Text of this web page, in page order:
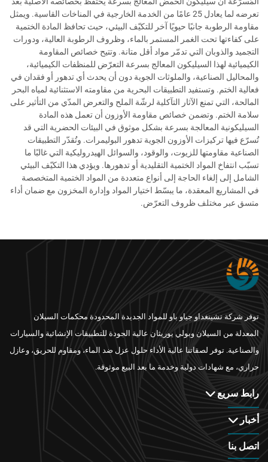
تعرضه لما يعادل 25 عامًا من الخدمة الخارجية في المناخات القاسية. ويمثل
مقاومة الرطوبة جانبًا حيويًا آخر للتكيّف البيئي، حيث تحافظ المادة الختمية
على كفاءتها تحت الغمر المستمر بالماء، وظروف الرطوبة العالية، ودورات
التجميد والذوبان التي تدمّر مواد أقل متانة. وتتيح خصائص المقاومة
الكيميائية لهذا السيليكون المعالج بسرعة التعرّض للمنظفات الكيميائية،
والمحاليل الصناعية، والملوثات الجوية دون أن يحدث أي تدهور أو فقدان في
فعالية الختم. وتستفيد التطبيقات البحرية من مقاومته الاستثنائية لمياه البحر
المالحة، التي تمنع الآثار التآكلية لرشّة الملح والتعرض المدّي من التأثير على
سلامة الختم. وتضمن خصائص مقاومة الأوزون أن تعمل هذه المادة
السيليكونية المعالجة بسرعة بشكل موثوق في البيئات الحضرية التي قد
تُسرّع فيها تركيزات الأوزون الجوية تدهور البوليمرات. وتُقدّر التطبيقات
الصناعية مقاومتها للزيوت، والوقود، والسوائل الهيدروليكية التي غالبًا ما
تسبّب انتفاخ المواد الختمية التقليدية أو تدهورها. ويؤدي هذا التكيّف البيئي
الشامل إلى إلغاء الحاجة إلى أنواع متعددة من المواد الختمية المتخصصة
في المشاريع المعقدة، ما يبسّط اختيار المواد وإدارة المخزون مع ضمان أداء
متسق عبر مختلف ظروف التعرّض.
توفر شركة تشينغداو جياو باو للمواد الجديدة المحدودة محكمات السيلان
المعدلة من السيلان وبولي يوريثان عالية الجودة للتطبيقات الإنشائية والسيارات
والصناعية. توفر لصقاتنا عالية الأداء حلول عزل ضد الماء، ومقاوم للحريق، وعازل
حراري، مع شهادات دولية وخدمة ما بعد البيع موثوقة.
رابط سريع
أخبار
اتصل بنا